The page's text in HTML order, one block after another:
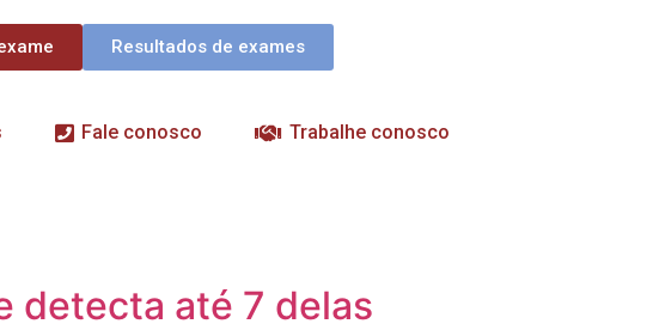
Resultados de exames
Fale conosco Trabalhe conosco
detecta até 7 delas